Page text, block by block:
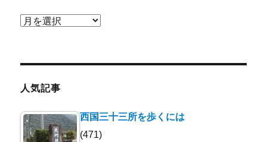
ア
ブ
人気記事
西国三十三所を歩くには
(471)